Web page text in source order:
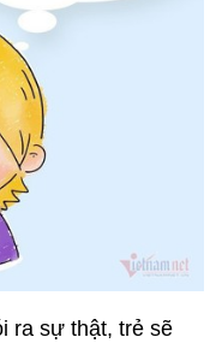
ra sự thật, trẻ sẽ